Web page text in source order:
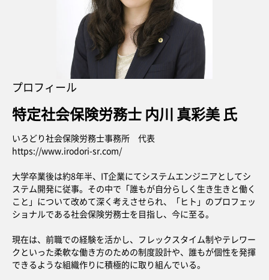
プロフィール
特定社会保険労務士 内川 真彩美 氏
いろどり社会保険労務士事務所 代表
https://www.irodori-sr.com/
大学卒業後は約8年半、IT企業にてシステムエンジニアとしてシ
ステム開発に従事。その中で「誰もが自分らしく生き生きと働く
こと」について改めて深く考えさせられ、「ヒト」のプロフェッ
ショナルである社会保険労務士を目指し、今に至る。
現在は、前職での経験を活かし、フレックスタイム制やテレワー
クといった柔軟な働き方のための制度設計や、誰もが個性を発揮
できるような組織作りに積極的に取り組んでいる。